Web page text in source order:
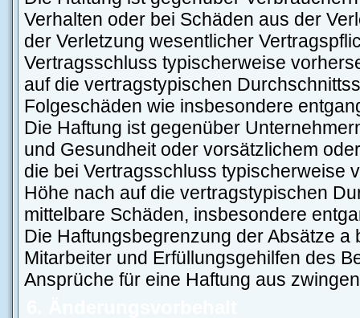
Verhalten oder bei Schäden aus der
der Verletzung wesentlicher
Vertragsschluss typischerweise
auf die vertragstypischen
Folgeschäden wie insbesondere
Die Haftung ist gegenüber
und Gesundheit oder vorsätzlichem
die bei Vertragsschluss typischerweise
Höhe nach auf die vertragstypischen
mittelbare Schäden, insbesondere
Die Haftungsbegrenzung der Absätze
Mitarbeiter und Erfüllungsgehilfen des
Ansprüche für eine Haftung aus